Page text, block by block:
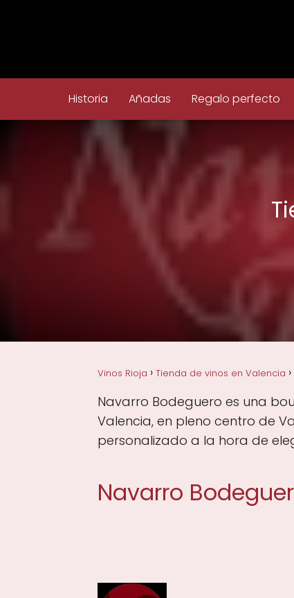
Historia Añadas Regalo perfecto
Vinos Rioja Tienda de vinos en Valencia
Navarro Bodeguero es una
Valencia, en pleno centro de
personalizado a la hora de
Navarro